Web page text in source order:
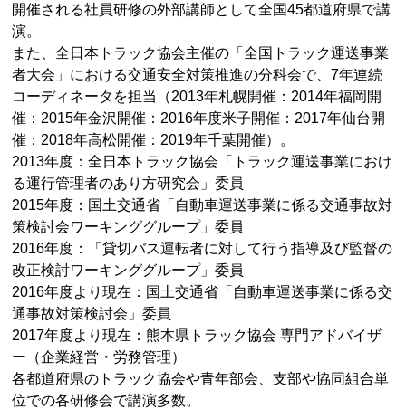
開催される社員研修の外部講師として全国45都道府県で講
演。
また、全日本トラック協会主催の「全国トラック運送事業
者大会」における交通安全対策推進の分科会で、7年連続
コーディネータを担当（2013年札幌開催：2014年福岡開
催：2015年金沢開催：2016年度米子開催：2017年仙台開
催：2018年高松開催：2019年千葉開催）。
2013年度：全日本トラック協会「トラック運送事業におけ
る運行管理者のあり方研究会」委員
2015年度：国土交通省「自動車運送事業に係る交通事故対
策検討会ワーキンググループ」委員
2016年度：「貸切バス運転者に対して行う指導及び監督の
改正検討ワーキンググループ」委員
2016年度より現在：国土交通省「自動車運送事業に係る交
通事故対策検討会」委員
2017年度より現在：熊本県トラック協会 専門アドバイザ
ー（企業経営・労務管理）
各都道府県のトラック協会や青年部会、支部や協同組合単
位での各研修会で講演多数。